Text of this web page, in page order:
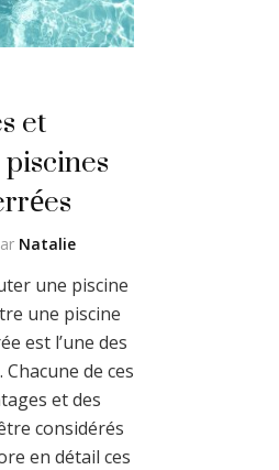
et
Natalie
une piscine
une piscine
est l’une des
de ces
et des
considérés
en détail ces